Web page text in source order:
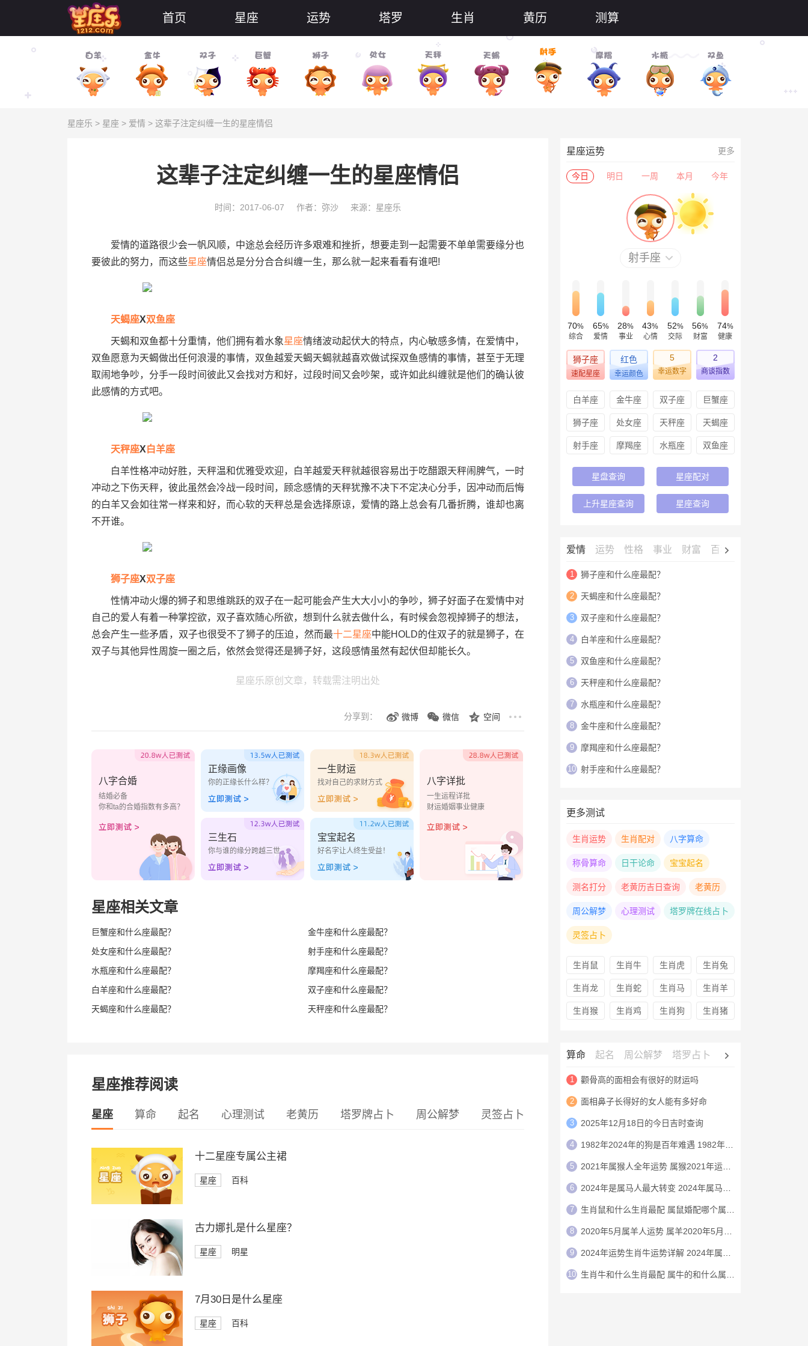
首页 星座 运势 塔罗 生肖 黄历 测算
星座乐 > 星座 > 爱情 > 这辈子注定纠缠一生的星座情侣
这辈子注定纠缠一生的星座情侣
时间：2017-06-07 作者：弥沙 来源：星座乐
爱情的道路很少会一帆风顺，中途总会经历许多艰难和挫折，想要走到一起需要不单单需要缘分也
要彼此的努力，而这些星座情侣总是分分合合纠缠一生，那么就一起来看看有谁吧!
天蝎座X双鱼座
天蝎和双鱼都十分重情，他们拥有着水象星座情绪波动起伏大的特点，内心敏感多情，在爱情中，
双鱼愿意为天蝎做出任何浪漫的事情，双鱼越爱天蝎天蝎就越喜欢做试探双鱼感情的事情，甚至于无理
取闹地争吵，分手一段时间彼此又会找对方和好，过段时间又会吵架，或许如此纠缠就是他们的确认彼
此感情的方式吧。
天秤座X白羊座
白羊性格冲动好胜，天秤温和优雅受欢迎，白羊越爱天秤就越很容易出于吃醋跟天秤闹脾气，一时
冲动之下伤天秤，彼此虽然会冷战一段时间，顾念感情的天秤犹豫不决下不定决心分手，因冲动而后悔
的白羊又会如往常一样来和好，而心软的天秤总是会选择原谅，爱情的路上总会有几番折腾，谁却也离
不开谁。
狮子座X双子座
性情冲动火爆的狮子和思维跳跃的双子在一起可能会产生大大小小的争吵，狮子好面子在爱情中对
自己的爱人有着一种掌控欲，双子喜欢随心所欲，想到什么就去做什么，有时候会忽视掉狮子的想法，
总会产生一些矛盾，双子也很受不了狮子的压迫，然而最十二星座中能HOLD的住双子的就是狮子，在
双子与其他异性周旋一圈之后，依然会觉得还是狮子好，这段感情虽然有起伏但却能长久。
星座乐原创文章，转载需注明出处
分享到： 微博 微信 空间
八字合婚
结婚必备
你和ta的合婚指数有多高？
正缘画像
你的正缘长什么样？
一生财运
找对自己的求财方式
三生石
你与谁的缘分跨越三世
宝宝起名
好名字让人终生受益！
八字详批
一生运程详批
财运婚姻事业健康
星座相关文章
巨蟹座和什么座最配？
金牛座和什么座最配？
处女座和什么座最配？
射手座和什么座最配？
水瓶座和什么座最配？
摩羯座和什么座最配？
白羊座和什么座最配？
双子座和什么座最配？
天蝎座和什么座最配？
天秤座和什么座最配？
星座推荐阅读
星座 算命 起名 心理测试 老黄历 塔罗牌占卜 周公解梦 灵签占卜
十二星座专属公主裙
星座 百科
古力娜扎是什么星座？
星座 明星
7月30日是什么星座
星座 百科
星座运势 更多
今日 明日 一周 本月 今年
射手座
70%
综合
65%
爱情
28%
事业
43%
心情
52%
交际
56%
财富
74%
健康
狮子座
速配星座
红色
幸运颜色
5
幸运数字
2
商谈指数
白羊座 金牛座 双子座 巨蟹座
狮子座 处女座 天秤座 天蝎座
射手座 摩羯座 水瓶座 双鱼座
星盘查询 星座配对
上升星座查询 星座查询
爱情 运势 性格 事业 财富 百科
1 狮子座和什么座最配？
2 天蝎座和什么座最配？
3 双子座和什么座最配？
4 白羊座和什么座最配？
5 双鱼座和什么座最配？
6 天秤座和什么座最配？
7 水瓶座和什么座最配？
8 金牛座和什么座最配？
9 摩羯座和什么座最配？
10 射手座和什么座最配？
更多测试
生肖运势 生肖配对 八字算命
称骨算命 日干论命 宝宝起名
测名打分 老黄历吉日查询 老黄历
周公解梦 心理测试 塔罗牌在线占卜
灵签占卜
生肖鼠 生肖牛 生肖虎 生肖兔
生肖龙 生肖蛇 生肖马 生肖羊
生肖猴 生肖鸡 生肖狗 生肖猪
算命 起名 周公解梦 塔罗占卜 心理测试
1 颧骨高的面相会有很好的财运吗
2 面相鼻子长得好的女人能有多好命
3 2025年12月18日的今日吉时查询
4 1982年2024年的狗是百年难遇 1982年的狗在2024年怎么样
5 2021年属猴人全年运势 属猴2021年运势及运程
6 2024年是属马人最大转变 2024年属马人的全年运势
7 生肖鼠和什么生肖最配 属鼠婚配哪个属相最好
8 2020年5月属羊人运势 属羊2020年5月运程
9 2024年运势生肖牛运势详解 2024年属牛人的全年运势详解
10 生肖牛和什么生肖最配 属牛的和什么属相最配